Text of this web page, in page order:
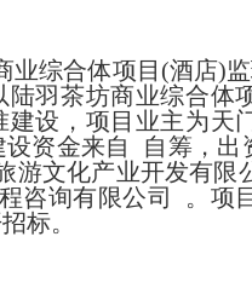
业综合体项目(酒店)
陆羽茶坊商业综合体
建设，项目业主为天
设资金来自 自筹 ，
游文化产业开发有限
咨询有限公司
。项
标。